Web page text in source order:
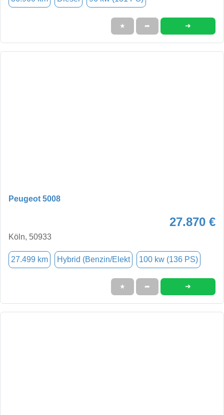
★ ➦ ➜
Peugeot 5008
27.870 €
Köln, 50933
27.499 km Hybrid (Benzin/Elekt 100 kw (136 PS)
★ ➦ ➜